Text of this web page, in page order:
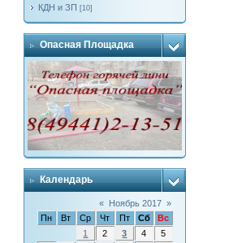
КДН и ЗП [10]
Опасная Площадка
Календарь
« Ноябрь 2017 »
Пн
Вт Ср Чт Пт Сб
Вс
1
2 3 4
5